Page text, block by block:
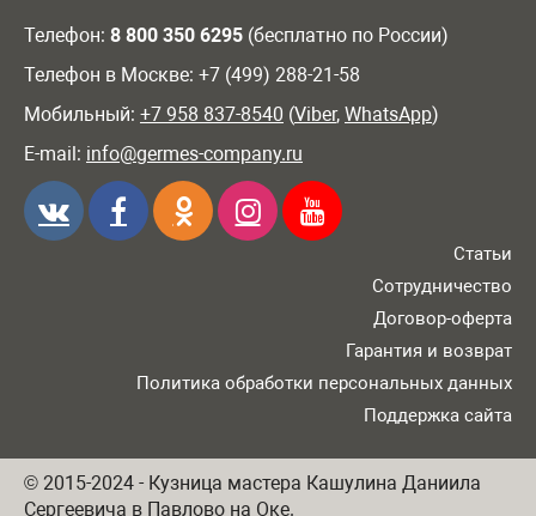
Телефон: 8 800 350 6295 (бесплатно по России)
Телефон в Москве: +7 (499) 288-21-58
Мобильный: +7 958 837-8540 (Viber, WhatsApp)
E-mail: info@germes-company.ru
Статьи
Сотрудничество
Договор-оферта
Гарантия и возврат
Политика обработки персональных данных
Поддержка сайта
© 2015-2024 - Кузница мастера Кашулина Даниила
Сергеевича в Павлово на Оке.